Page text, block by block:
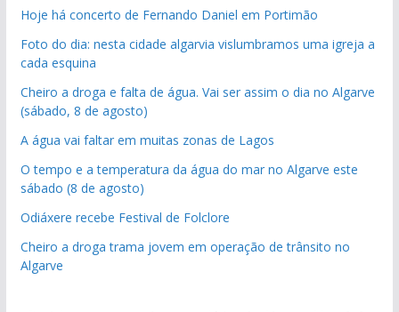
Hoje há concerto de Fernando Daniel em Portimão
Foto do dia: nesta cidade algarvia vislumbramos uma igreja a
cada esquina
Cheiro a droga e falta de água. Vai ser assim o dia no Algarve
(sábado, 8 de agosto)
A água vai faltar em muitas zonas de Lagos
O tempo e a temperatura da água do mar no Algarve este
sábado (8 de agosto)
Odiáxere recebe Festival de Folclore
Cheiro a droga trama jovem em operação de trânsito no
Algarve